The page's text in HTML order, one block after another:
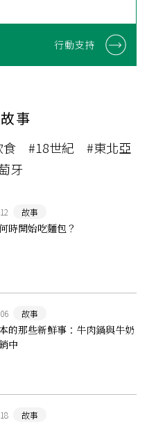
行動支持
事
食 #18世紀
#東北亞
牙
故事
時開始吃麵包？
故事
的那些新鮮事：牛肉鍋與牛奶
中
故事